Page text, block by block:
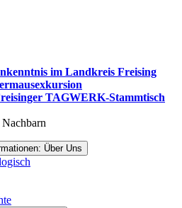
im Landkreis Freising
TAGWERK-Stammtisch
Über Uns